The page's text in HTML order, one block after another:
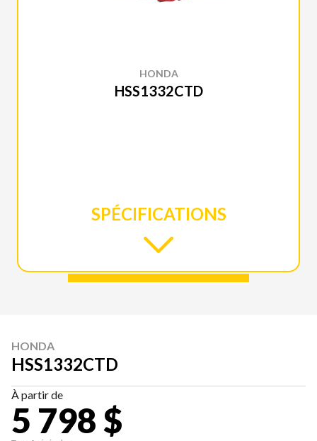
HONDA
HSS1332CTD
SPÉCIFICATIONS
HONDA
HSS1332CTD
À partir de
5 798 $